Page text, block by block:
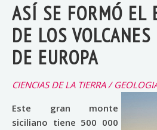
ASÍ SE FORMÓ EL
DE LOS
DE EUROPA
CIENCIAS DE LA TIERRA /
Este gran monte
siciliano tiene 500 000